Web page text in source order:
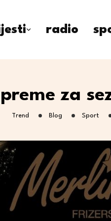
radio
za
Trend Blog Sport